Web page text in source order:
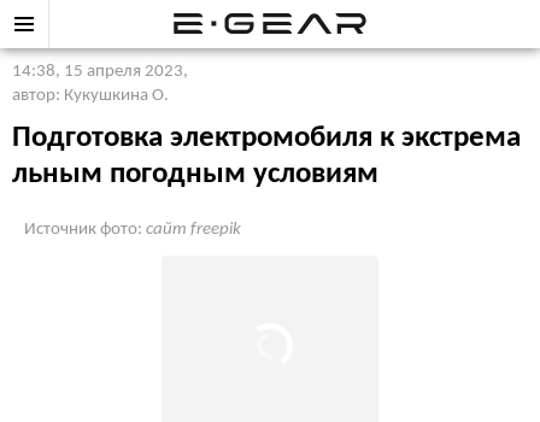
14:38, 15 апреля 2023,
автор: Кукушкина О.
Подготовка электромобиля к экстрема
льным погодным условиям
Источник фото: сайт freepik